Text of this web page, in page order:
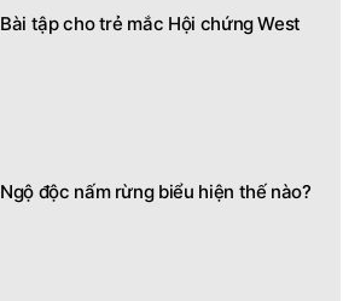
Bài tập cho trẻ mắc Hội chứng West
Ngộ độc nấm rừng biểu hiện thế nào?